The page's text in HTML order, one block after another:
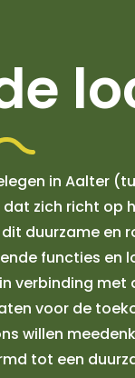
in Aalter
zich richt op
duurzame en
functies en
verbinding met
voor de
willen
tot een